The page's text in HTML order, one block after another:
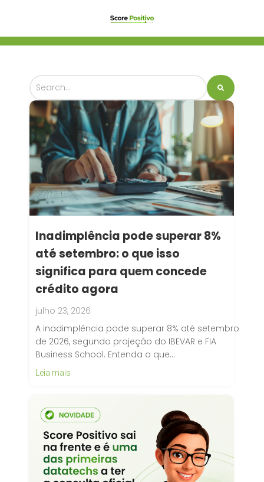
Inadimplência pode superar 8%
até setembro: o que isso
significa para quem concede
crédito agora
julho 23, 2026
A inadimplência pode superar 8% até setembro
de 2026, segundo projeção do IBEVAR e FIA
Business School. Entenda o que…
Leia mais